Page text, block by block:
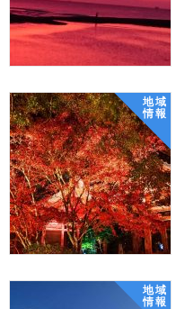
地域
情報
地域
情報